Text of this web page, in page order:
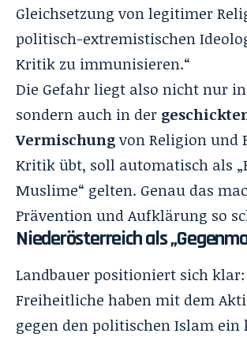
Gleichsetzung von legitimer
politisch-extremistischen
Kritik zu immunisieren.“
Die Gefahr liegt also nicht nur
sondern auch in der
Vermischungvon Religion und
Kritik übt, soll automatisch als
Muslime“ gelten. Genau das
Prävention und Aufklärung so
Niederösterreich als
Landbauer positioniert sich
Freiheitliche haben mit dem
gegen den politischen Islam ein